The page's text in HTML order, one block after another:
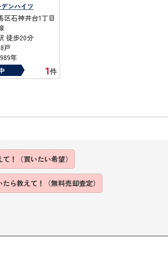
ンハイツ
区石神井台1丁目
徒歩20分
戸
年
1件
！（買いたい希望）
ら教えて！（無料売却査定）